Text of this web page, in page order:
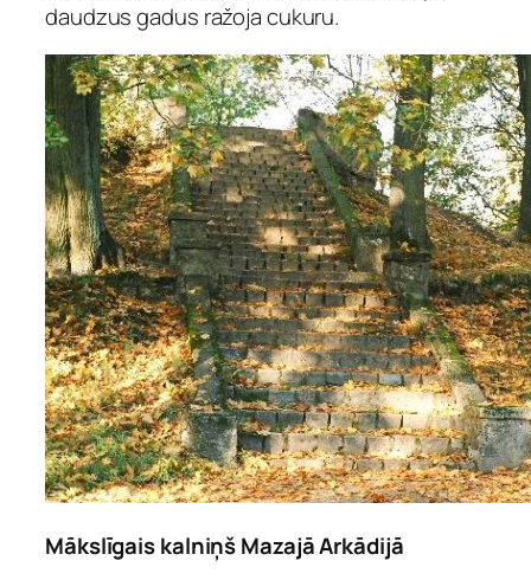
daudzus gadus ražoja cukuru.
Mākslīgais kalniņš Mazajā Arkādijā